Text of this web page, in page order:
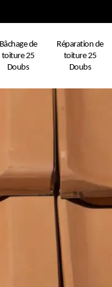
Bâchage de
toiture 25
Doubs
Réparation de
toiture 25
Doubs